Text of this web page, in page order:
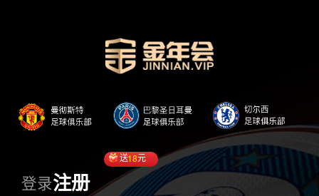
登录注册
送18元